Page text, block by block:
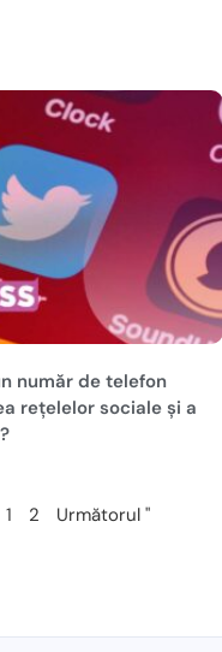
număr de telefon
rețelelor sociale și a
1 2 Următorul "